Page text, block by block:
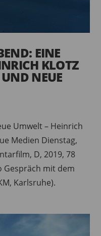
EINE
KLOTZ
NEUE
Umwelt – Heinrich
Medien Dienstag,
D, 2019, 78
Gespräch mit dem
Karlsruhe).